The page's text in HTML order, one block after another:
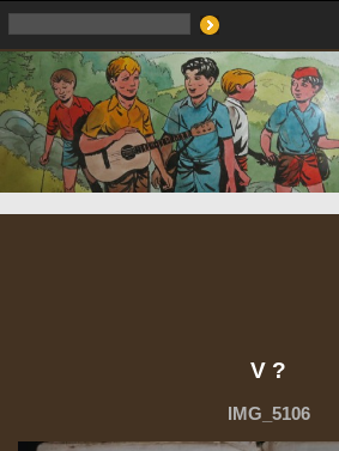
V ?
IMG_5106